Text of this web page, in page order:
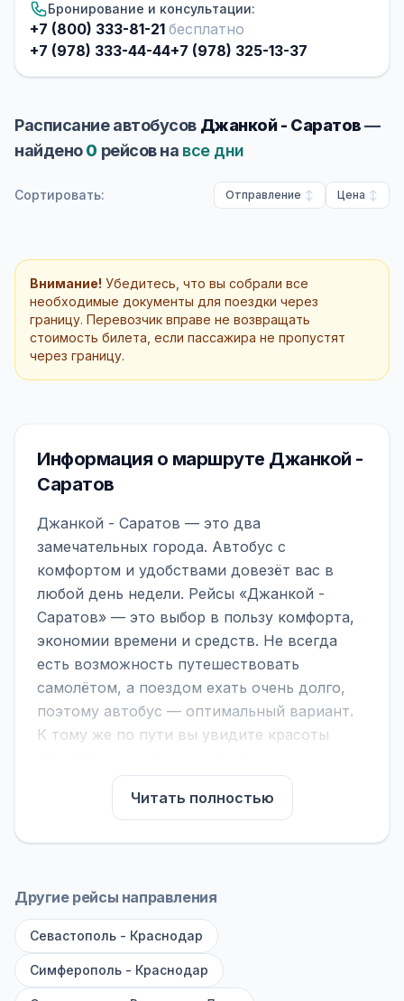
Бронирование и консультации:
+7 (800) 333-81-21 бесплатно
+7 (978) 333-44-44+7 (978) 325-13-37
Расписание автобусов Джанкой - Саратов—
найдено0 рейсов на все дни
Сортировать: Отправление Цена
Внимание! Убедитесь, что вы собрали все
необходимые документы для поездки через
границу. Перевозчик вправе не возвращать
стоимость билета, если пассажира не пропустят
через границу.
Информация о маршруте Джанкой -
Саратов
Джанкой - Саратов — это два
замечательных города. Автобус с
комфортом и удобствами довезёт вас в
любой день недели. Рейсы «Джанкой -
Саратов» — это выбор в пользу комфорта,
экономии времени и средств. Не всегда
есть возможность путешествовать
самолётом, а поездом ехать очень долго,
поэтому автобус — оптимальный вариант.
К тому же по пути вы увидите красоты
На нашем сайте вы можете найти
расписание автобусов Джанкой - Саратов,
сравнить рейсы и выбрать подходящий.
на микроавтобусы (8–18 мест). Если важен
(от 40 мест): у них лучше подвеска и
дорога ощущается меньше.
Читать полностью
Другие рейсы направления
Севастополь - Краснодар
Симферополь - Краснодар